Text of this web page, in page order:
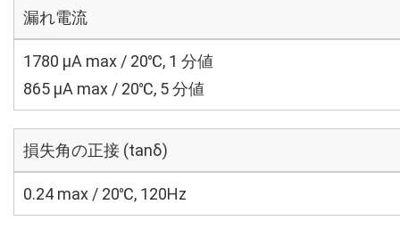
漏れ電流
1780 μA max / 20℃, 1 分値
865 μA max / 20℃, 5 分値
損失角の正接 (tanδ)
0.24 max / 20℃, 120Hz